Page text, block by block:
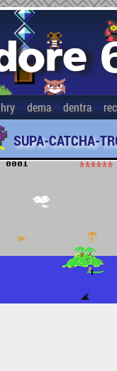
hry dema dentra
SUPA-CATCHA-